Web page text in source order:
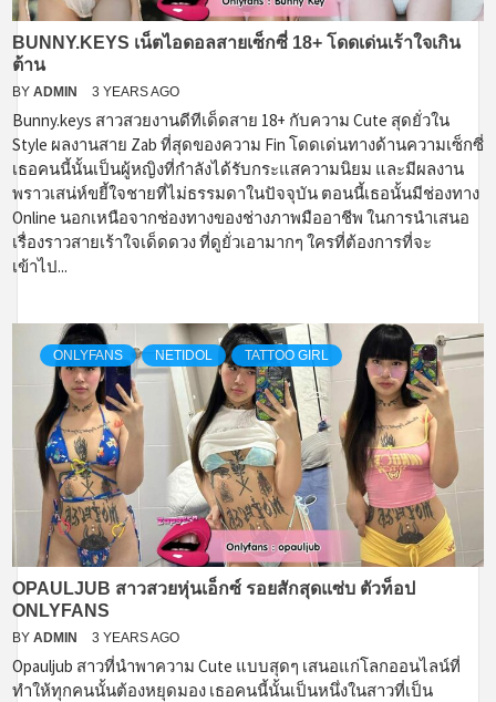
BUNNY.KEYS เน็ตไอดอลสายเซ็กซี่ 18+ โดดเด่นเร้าใจเกิน
ต้าน
BY ADMIN 3 YEARS AGO
Bunny.keys สาวสวยงานดีทีเด็ดสาย 18+ กับความ Cute สุดยั่วใน
Style ผลงานสาย Zab ที่สุดของความ Fin โดดเด่นทางด้านความเซ็กซี่
เธอคนนี้นั้นเป็นผู้หญิงที่กำลังได้รับกระแสความนิยม และมีผลงาน
พราวเสน่ห์ขยี้ใจชายที่ไม่ธรรมดาในปัจจุบัน ตอนนี้เธอนั้นมีช่องทาง
Online นอกเหนือจากช่องทางของช่างภาพมืออาชีพ ในการนำเสนอ
เรื่องราวสายเร้าใจเด็ดดวง ที่ดูยั่วเอามากๆ ใครที่ต้องการที่จะ
เข้าไป...
ONLYFANS NETIDOL TATTOO GIRL
OPAULJUB สาวสวยหุ่นเอ็กซ์ รอยสักสุดแซ่บ ตัวท็อป
ONLYFANS
BY ADMIN 3 YEARS AGO
Opauljub สาวที่นำพาความ Cute แบบสุดๆ เสนอแก่โลกออนไลน์ที่
ทำให้ทุกคนนั้นต้องหยุดมอง เธอคนนี้นั้นเป็นหนึ่งในสาวที่เป็น